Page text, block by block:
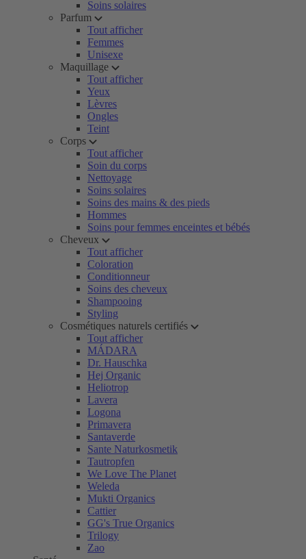
Soins solaires
Parfum
Tout afficher
Femmes
Unisexe
Maquillage
Tout afficher
Yeux
Lèvres
Ongles
Teint
Corps
Tout afficher
Soin du corps
Nettoyage
Soins solaires
Soins des mains & des pieds
Hommes
Soins pour femmes enceintes et bébés
Cheveux
Tout afficher
Coloration
Conditionneur
Soins des cheveux
Shampooing
Styling
Cosmétiques naturels certifiés
Tout afficher
MÁDARA
Dr. Hauschka
Hej Organic
Heliotrop
Lavera
Logona
Primavera
Santaverde
Sante Naturkosmetik
Tautropfen
We Love The Planet
Weleda
Mukti Organics
Cattier
GG's True Organics
Trilogy
Zao